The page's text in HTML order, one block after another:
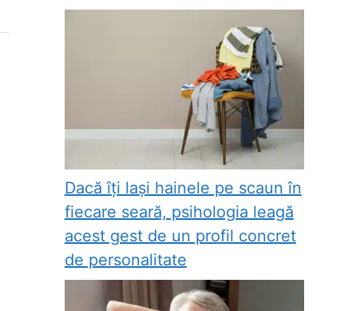
Dacă îți lași hainele pe scaun în
fiecare seară, psihologia leagă
acest gest de un profil concret
de personalitate